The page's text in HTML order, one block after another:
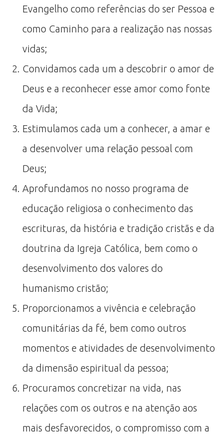
Evangelho como referências do ser Pessoa e
como Caminho para a realização nas nossas
vidas;
Convidamos cada um a descobrir o amor de
Deus e a reconhecer esse amor como fonte
da Vida;
Estimulamos cada um a conhecer, a amar e
a desenvolver uma relação pessoal com
Deus;
Aprofundamos no nosso programa de
educação religiosa o conhecimento das
escrituras, da história e tradição cristãs e da
doutrina da Igreja Católica, bem como o
desenvolvimento dos valores do
humanismo cristão;
Proporcionamos a vivência e celebração
comunitárias da fé, bem como outros
momentos e atividades de desenvolvimento
da dimensão espiritual da pessoa;
Procuramos concretizar na vida, nas
relações com os outros e na atenção aos
mais desfavorecidos, o compromisso com a